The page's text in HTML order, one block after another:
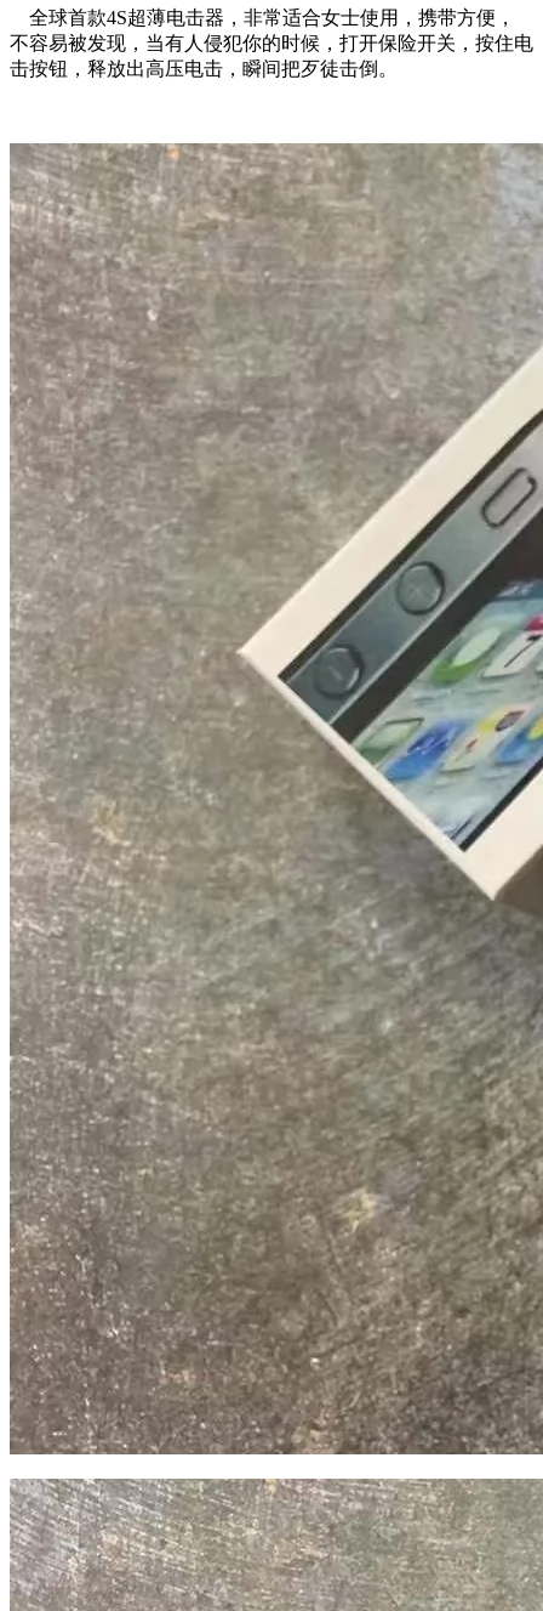
全球首款4S超薄电击器，非常适合女士使用，携带方便，
不容易被发现，当有人侵犯你的时候，打开保险开关，按住电
击按钮，释放出高压电击，瞬间把歹徒击倒。